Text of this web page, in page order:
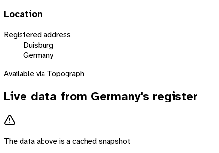
Location
Registered address
Duisburg
Germany
Available via Topograph
Live data from Germany's register
The data above is a cached snapshot